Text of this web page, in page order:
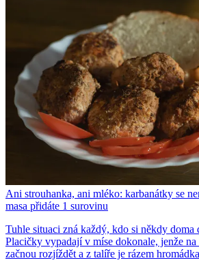
Ani strouhanka, ani mléko: karbanátky se
masa přidáte 1 surovinu
Tuhle situaci zná každý, kdo si někdy doma
Placičky vypadají v míse dokonale, jenže na
začnou rozjíždět a z talíře je rázem